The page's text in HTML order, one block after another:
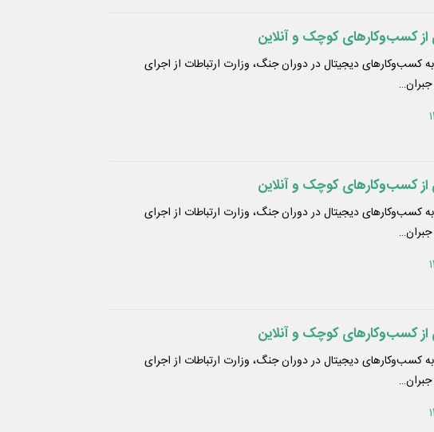
دیجیتال در دوران جنگ، وزارت ارتباطات از اجرای
دیجیتال در دوران جنگ، وزارت ارتباطات از اجرای
دیجیتال در دوران جنگ، وزارت ارتباطات از اجرای